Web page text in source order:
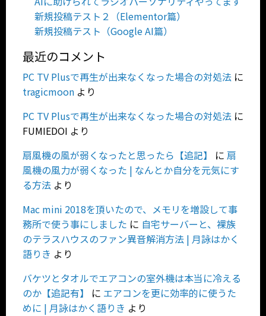
新規投稿テスト２（Elementor篇）
新規投稿テスト（Google AI篇）
最近のコメント
PC TV Plusで再生が出来なくなった場合の対処法に
tragicmoonより
PC TV Plusで再生が出来なくなった場合の対処法に
FUMIEDOI より
扇風機の風が弱くなったと思ったら【追記】
に 扇
風機の風力が弱くなった | なんとか自分を元気にす
る方法より
Mac mini 2018を頂いたので、メモリを増設して事
務所で使う事にしました に 自宅サーバーと、裸族
のテラスハウスのファン異音解消方法 | 月詠はかく
語りき より
バケツとタオルでエアコンの室外機は本当に冷える
のか【追記有】
に エアコンを更に効率的に使うた
めに | 月詠はかく語りき より